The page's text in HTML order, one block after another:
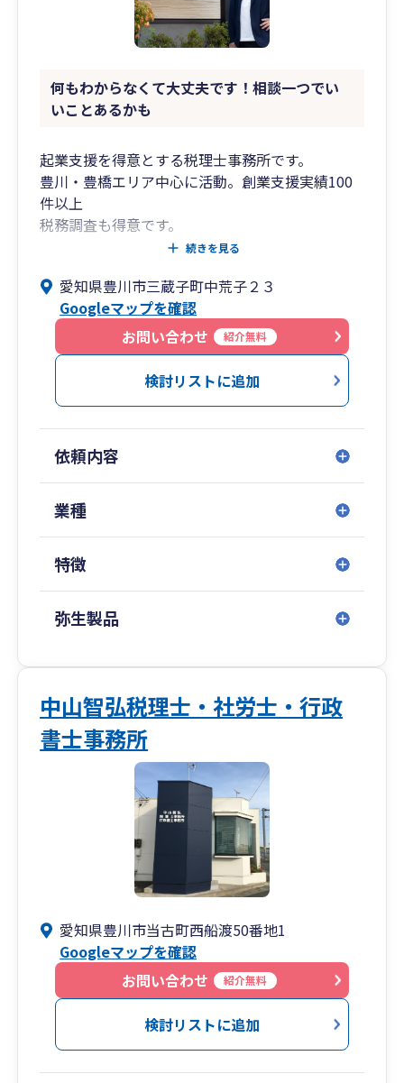
何もわからなくて大丈夫です！相談一つでい
いことあるかも
起業支援を得意とする税理士事務所です。
豊川・豊橋エリア中心に活動。創業支援実績100
件以上
税務調査も得意です。
以下に当てはまる方はご相談ください。
〇経理をまるなげしたい
〇帳簿の作り方がわからない
〇税務署にどのような書類を提出すればよいかわ
からない
〇インボイス制度がわからない
〇申告をしなければいけないと思いつつ申告をし
TEL：0533-95-4712
『HPを見て相談したい』とお電話ください。
続きを見る
愛知県豊川市三蔵子町中荒子２３
Googleマップを確認
お問い合わせ
紹介無料
検討リストに追加
依頼内容
業種
特徴
弥生製品
中山智弘税理士・社労士・行政
書士事務所
愛知県豊川市当古町西船渡50番地1
Googleマップを確認
お問い合わせ
紹介無料
検討リストに追加